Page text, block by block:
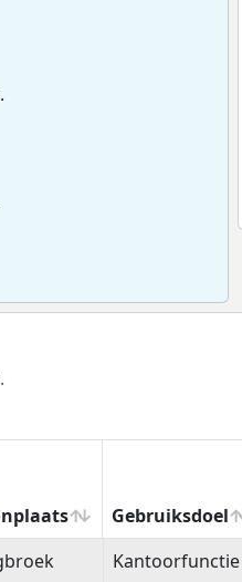
Gebruiksdoel
Gebruiksdoel
Kantoorfunctie